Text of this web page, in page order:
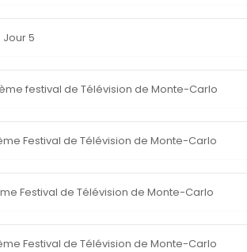
Jour 5
festival de Télévision de Monte-Carlo
Festival de Télévision de Monte-Carlo
Festival de Télévision de Monte-Carlo
Festival de Télévision de Monte-Carlo